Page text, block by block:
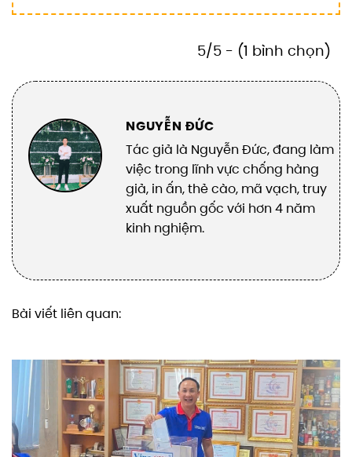
5/5 - (1 bình chọn)
NGUYỄN ĐỨC
Tác giả là Nguyễn Đức, đang làm
việc trong lĩnh vực chống hàng
giả, in ấn, thẻ cào, mã vạch, truy
xuất nguồn gốc với hơn 4 năm
kinh nghiệm.
Bài viết liên quan: